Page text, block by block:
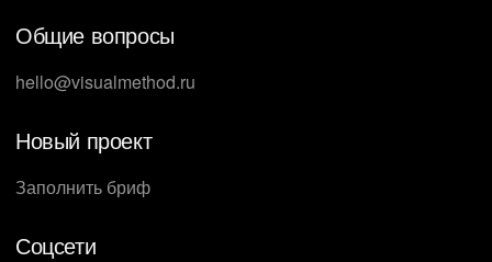
Общие вопросы
hello@visualmethod.ru
Новый проект
Заполнить бриф
Соцсети